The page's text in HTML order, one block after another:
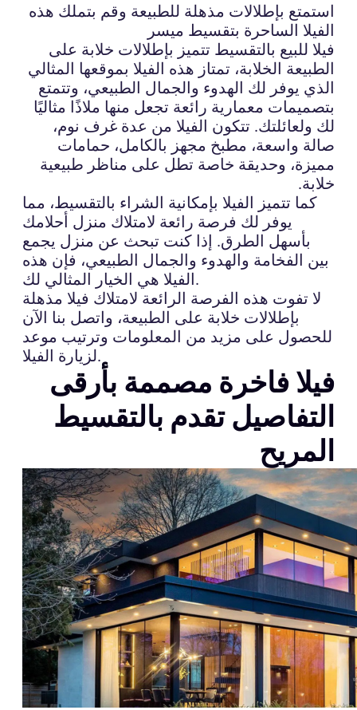
استمتع بإطلالات مذهلة للطبيعة وقم بتملك هذه
الفيلا الساحرة بتقسيط ميسر
فيلا للبيع بالتقسيط تتميز بإطلالات خلابة على
الطبيعة الخلابة، تمتاز هذه الفيلا بموقعها المثالي
الذي يوفر لك الهدوء والجمال الطبيعي، وتتمتع
بتصميمات معمارية رائعة تجعل منها ملاذًا مثاليًا
لك ولعائلتك. تتكون الفيلا من عدة غرف نوم،
صالة واسعة، مطبخ مجهز بالكامل، حمامات
مميزة، وحديقة خاصة تطل على مناظر طبيعية
خلابة.
كما تتميز الفيلا بإمكانية الشراء بالتقسيط، مما
يوفر لك فرصة رائعة لامتلاك منزل أحلامك
بأسهل الطرق. إذا كنت تبحث عن منزل يجمع
بين الفخامة والهدوء والجمال الطبيعي، فإن هذه
الفيلا هي الخيار المثالي لك.
لا تفوت هذه الفرصة الرائعة لامتلاك فيلا مذهلة
بإطلالات خلابة على الطبيعة، واتصل بنا الآن
للحصول على مزيد من المعلومات وترتيب موعد
لزيارة الفيلا.
فيلا فاخرة مصممة بأرقى
التفاصيل تقدم بالتقسيط
المريح